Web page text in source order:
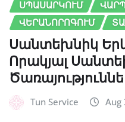
ՍՊԱՍԱՐԿՈՒՄ
ՎԵՐԱՆՈՐՈԳՈՒՄ
Սանտեխնիկ
Որակյալ
Tun Service Aug